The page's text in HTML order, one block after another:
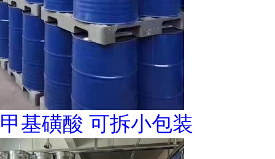
甲基磺酸 可拆小包装